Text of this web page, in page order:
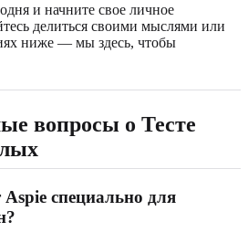
и начните свое личное
делиться своими мыслями или
ниже — мы здесь, чтобы
вопросы о Тесте
Aspie специально для